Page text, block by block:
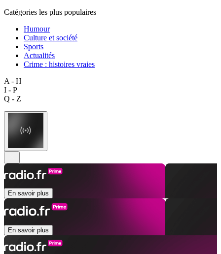
Catégories les plus populaires
Humour
Culture et société
Sports
Actualités
Crime : histoires vraies
A - H
I - P
Q - Z
En savoir plus
En savoir plus